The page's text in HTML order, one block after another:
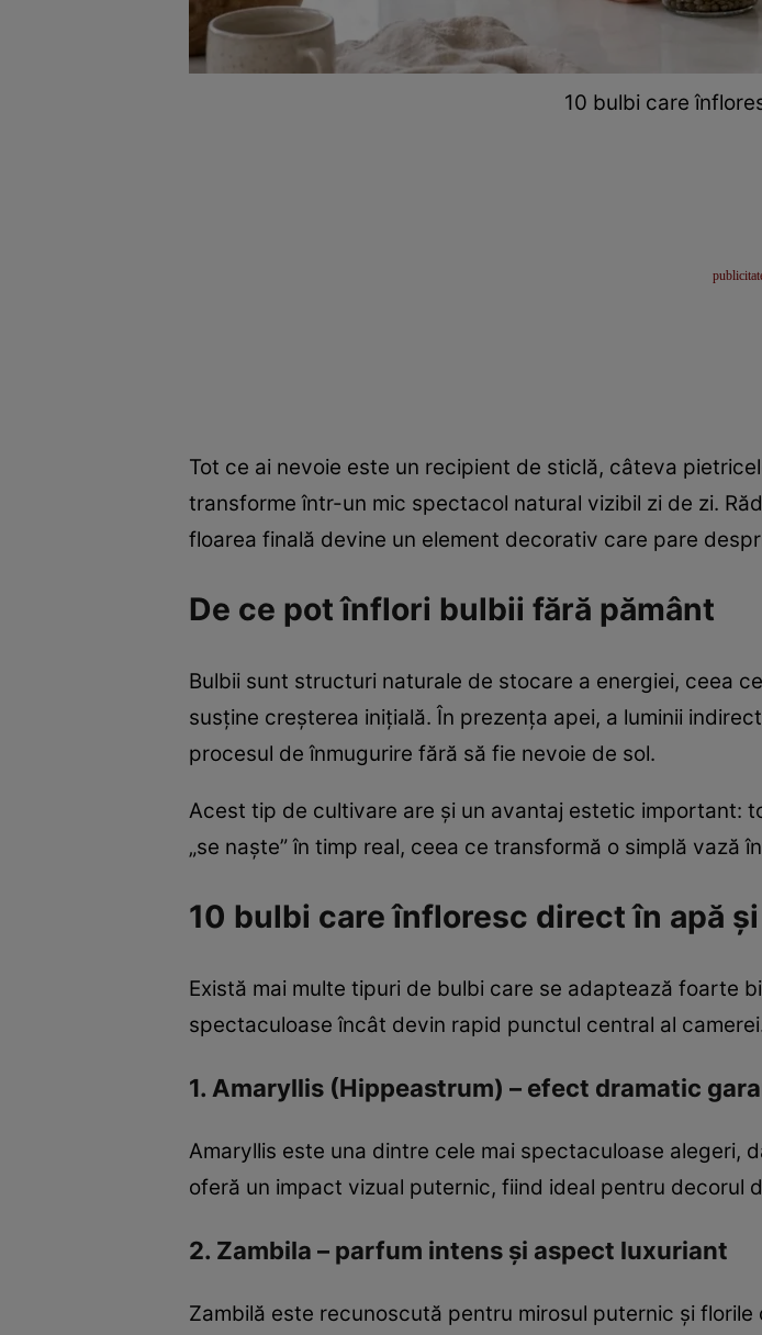
10 bulbi care
Tot ce ai nevoie este un recipient de sticlă, câteva
transforme într-un mic spectacol natural vizibil zi de zi.
floarea finală devine un element decorativ care pare
De ce pot înflori bulbii fără pământ
Bulbii sunt structuri naturale de stocare a energiei, ceea
susține creșterea inițială. În prezența apei, a luminii
procesul de înmugurire fără să fie nevoie de sol.
Acest tip de cultivare are și un avantaj estetic important:
„se naște” în timp real, ceea ce transformă o simplă vază
10 bulbi care înfloresc direct în apă
Există mai multe tipuri de bulbi care se adaptează foarte
spectaculoase încât devin rapid punctul central al
1. Amaryllis (Hippeastrum) – efect dramatic
Amaryllis este una dintre cele mai spectaculoase alegeri,
oferă un impact vizual puternic, fiind ideal pentru decorul
2. Zambila – parfum intens și aspect luxuriant
Zambilă este recunoscută pentru mirosul puternic și